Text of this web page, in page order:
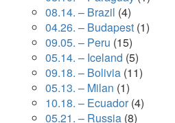
08.14. – Brazil (4)
04.26. – Budapest (1)
09.05. – Peru (15)
05.14. – Iceland (5)
09.18. – Bolivia (11)
05.13. – Milan (1)
10.18. – Ecuador(4)
05.21. – Russia (8)